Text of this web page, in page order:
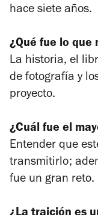
hace siete años.
¿Qué fue lo que
La historia, el
de fotografía y
proyecto.
¿Cuál fue el
Entender que
transmitirlo;
fue un gran reto.